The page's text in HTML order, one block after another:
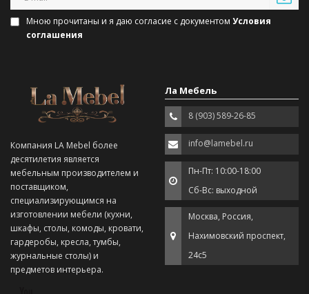
Мною прочитаны и я даю согласие с документом Условия
соглашения
Компания LA Mebel более
десятилетия является
мебельным производителем и
поставщиком,
специализирующимся на
изготовлении мебели (кухни,
шкафы, столы, комоды, кровати,
гардеробы, кресла, тумбы,
журнальные столы) и
предметов интерьера.
Ла Мебель
8 (903) 589-26-85
info@lamebel.ru
Пн-Пт: 10:00-18:00
Сб-Вс: выходной
Москва, Россия,
Нахимовский проспект,
24с5